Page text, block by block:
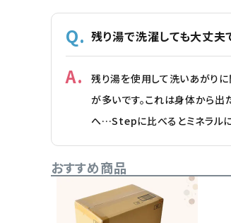
残り湯で洗濯しても大丈夫
残り湯を使用して洗いあがり
が多いです。これは身体から出
へ…Stepに比べるとミネラルに
おすすめ商品